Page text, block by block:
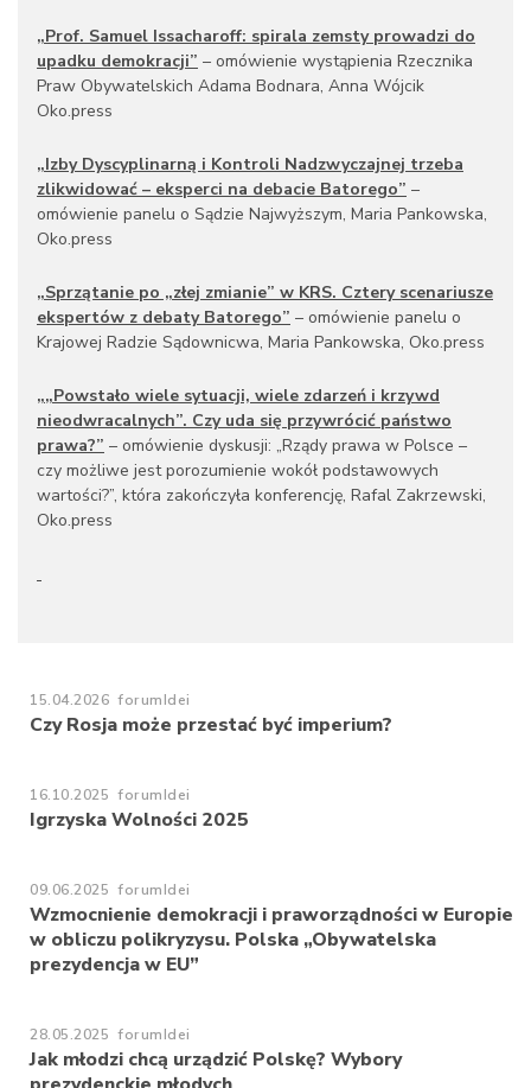
„Prof. Samuel Issacharoff: spirala zemsty prowadzi do
upadku demokracji” – omówienie wystąpienia Rzecznika
Praw Obywatelskich Adama Bodnara, Anna Wójcik
Oko.press
„Izby Dyscyplinarną i Kontroli Nadzwyczajnej trzeba
zlikwidować – eksperci na debacie Batorego” –
omówienie panelu o Sądzie Najwyższym, Maria Pankowska,
Oko.press
„Sprzątanie po „złej zmianie” w KRS. Cztery scenariusze
ekspertów z debaty Batorego” – omówienie panelu o
Krajowej Radzie Sądownicwa, Maria Pankowska, Oko.press
„„Powstało wiele sytuacji, wiele zdarzeń i krzywd
nieodwracalnych”. Czy uda się przywrócić państwo
prawa?” – omówienie dyskusji: „Rządy prawa w Polsce –
czy możliwe jest porozumienie wokół podstawowych
wartości?”, która zakończyła konferencję, Rafal Zakrzewski,
Oko.press
15.04.2026 forumIdei
Czy Rosja może przestać być imperium?
16.10.2025 forumIdei
Igrzyska Wolności 2025
09.06.2025 forumIdei
Wzmocnienie demokracji i praworządności w Europie
w obliczu polikryzysu. Polska „Obywatelska
prezydencja w EU”
28.05.2025 forumIdei
Jak młodzi chcą urządzić Polskę? Wybory